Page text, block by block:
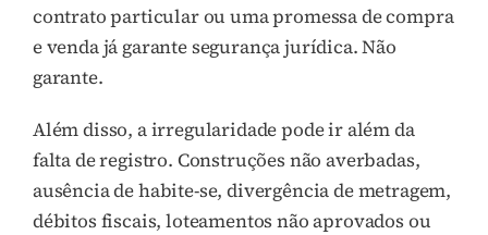
contrato particular ou uma promessa de compra
e venda já garante segurança jurídica. Não
garante.
Além disso, a irregularidade pode ir além da
falta de registro. Construções não averbadas,
ausência de habite-se, divergência de metragem,
débitos fiscais, loteamentos não aprovados ou